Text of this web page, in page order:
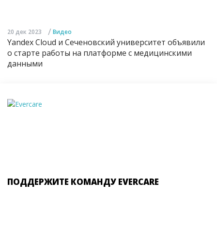
20 дек 2023 / Видео
Yandex Cloud и Сеченовский университет объявили
о старте работы на платформе с медицинскими
данными
ПОДДЕРЖИТЕ КОМАНДУ EVERCARE